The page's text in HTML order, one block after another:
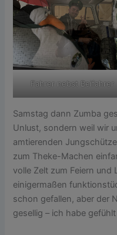
Fahrer nebst Beifahrer
Samstag dann Zumba
Unlust, sondern weil wir
amtierenden
zum Theke-Machen
volle Zelt zum Feiern und
einigermaßen
schon gefallen, aber der
gesellig – ich habe